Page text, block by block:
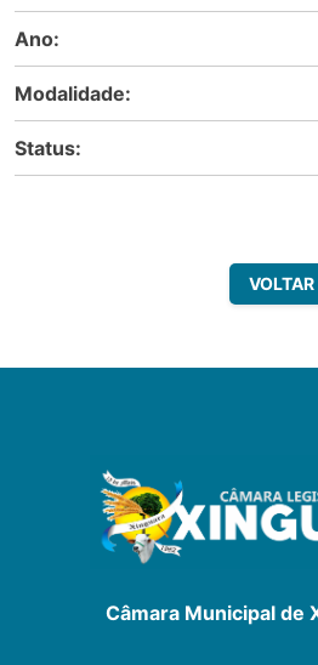
Ano:
Modalidade:
Status:
VOLTAR
Câmara Municipal de